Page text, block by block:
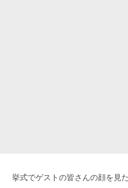
挙式でゲストの皆さんの顔を見